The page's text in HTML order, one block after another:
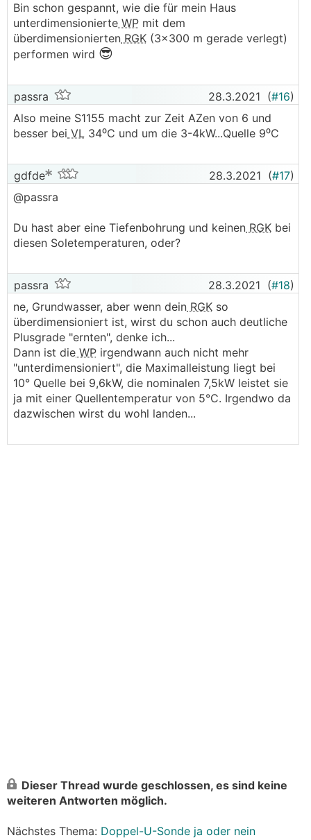
Bin schon gespannt, wie die für mein Haus
unterdimensionierte WP mit dem
überdimensionierten RGK (3x300 m gerade verlegt)
performen wird 😎
passra 28.3.2021 (#16)
Also meine S1155 macht zur Zeit AZen von 6 und
besser bei VL 34⁰C und um die 3-4kW...Quelle 9⁰C
gdfde 28.3.2021 (#17)
@passra
Du hast aber eine Tiefenbohrung und keinen RGK bei
diesen Soletemperaturen, oder?
passra 28.3.2021 (#18)
ne, Grundwasser, aber wenn dein RGK so
überdimensioniert ist, wirst du schon auch deutliche
Plusgrade "ernten", denke ich...
Dann ist die WP irgendwann auch nicht mehr
"unterdimensioniert", die Maximalleistung liegt bei
10° Quelle bei 9,6kW, die nominalen 7,5kW leistet sie
ja mit einer Quellentemperatur von 5°C. Irgendwo da
dazwischen wirst du wohl landen...
Dieser Thread wurde geschlossen, es sind keine
weiteren Antworten möglich.
Nächstes Thema: Doppel-U-Sonde ja oder nein